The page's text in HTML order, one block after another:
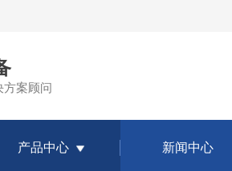
方案顾问
产品中心 新闻中心